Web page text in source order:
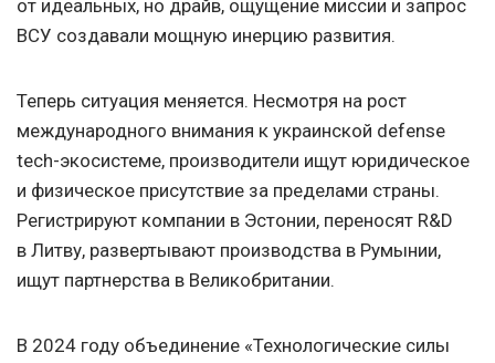
от идеальных, но драйв, ощущение миссии и запрос
ВСУ создавали мощную инерцию развития.
Теперь ситуация меняется. Несмотря на рост
международного внимания к украинской defense
tech-экосистеме, производители ищут юридическое
и физическое присутствие за пределами страны.
Регистрируют компании в Эстонии, переносят R&D
в Литву, развертывают производства в Румынии,
ищут партнерства в Великобритании.
В 2024 году объединение «Технологические силы